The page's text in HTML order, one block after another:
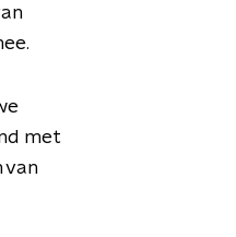
met
van